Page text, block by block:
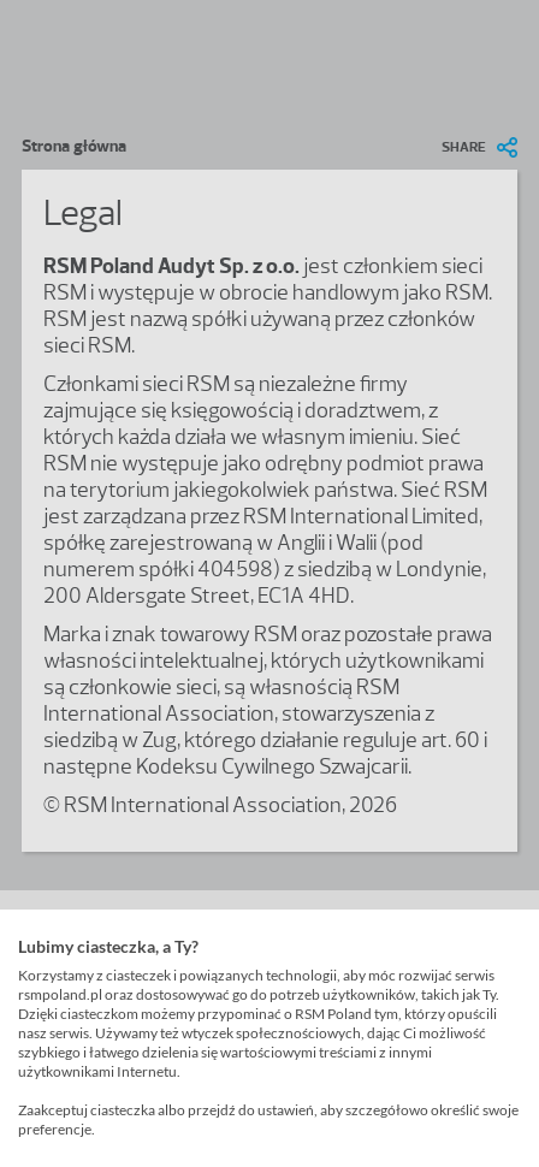
Ścieżka nawigacyjna
Strona główna SHARE
Legal
RSM Poland Audyt Sp. z o.o. jest członkiem sieci
RSM i występuje w obrocie handlowym jako RSM.
RSM jest nazwą spółki używaną przez członków
sieci RSM.
Członkami sieci RSM są niezależne firmy
zajmujące się księgowością i doradztwem, z
których każda działa we własnym imieniu. Sieć
RSM nie występuje jako odrębny podmiot prawa
na terytorium jakiegokolwiek państwa. Sieć RSM
jest zarządzana przez RSM International Limited,
spółkę zarejestrowaną w Anglii i Walii (pod
numerem spółki 404598) z siedzibą w Londynie,
200 Aldersgate Street, EC1A 4HD.
Marka i znak towarowy RSM oraz pozostałe prawa
własności intelektualnej, których użytkownikami
są członkowie sieci, są własnością RSM
International Association, stowarzyszenia z
siedzibą w Zug, którego działanie reguluje art. 60 i
następne Kodeksu Cywilnego Szwajcarii.
© RSM International Association, 2026
Lubimy ciasteczka, a Ty?
Korzystamy z ciasteczek i powiązanych technologii, aby móc rozwijać serwis
rsmpoland.pl oraz dostosowywać go do potrzeb użytkowników, takich jak Ty.
Dzięki ciasteczkom możemy przypominać o RSM Poland tym, którzy opuścili
nasz serwis. Używamy też wtyczek społecznościowych, dając Ci możliwość
szybkiego i łatwego dzielenia się wartościowymi treściami z innymi
użytkownikami Internetu.
Zaakceptuj ciasteczka albo przejdź do ustawień, aby szczegółowo określić swoje
preferencje.